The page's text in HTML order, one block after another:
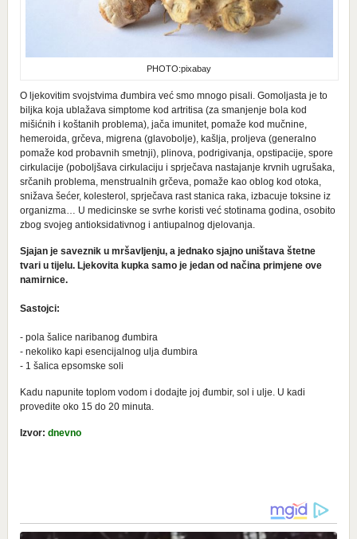
PHOTO:pixabay
O ljekovitim svojstvima đumbira već smo mnogo pisali. Gomoljasta je to
biljka koja ublažava simptome kod artritisa (za smanjenje bola kod
mišićnih i koštanih problema), jača imunitet, pomaže kod mučnine,
hemeroida, grčeva, migrena (glavobolje), kašlja, proljeva (generalno
pomaže kod probavnih smetnji), plinova, podrigivanja, opstipacije, spore
cirkulacije (poboljšava cirkulaciju i sprječava nastajanje krvnih ugrušaka,
srčanih problema, menstrualnih grčeva, pomaže kao oblog kod otoka,
snižava šećer, kolesterol, sprječava rast stanica raka, izbacuje toksine iz
organizma… U medicinske se svrhe koristi već stotinama godina, osobito
zbog svojeg antioksidativnog i antiupalnog djelovanja.
Sjajan je saveznik u mršavljenju, a jednako sjajno uništava štetne
tvari u tijelu. Ljekovita kupka samo je jedan od načina primjene ove
namirnice.
Sastojci:
- pola šalice naribanog đumbira
- nekoliko kapi esencijalnog ulja đumbira
- 1 šalica epsomske soli
Kadu napunite toplom vodom i dodajte joj đumbir, sol i ulje. U kadi
provedite oko 15 do 20 minuta.
Izvor: dnevno